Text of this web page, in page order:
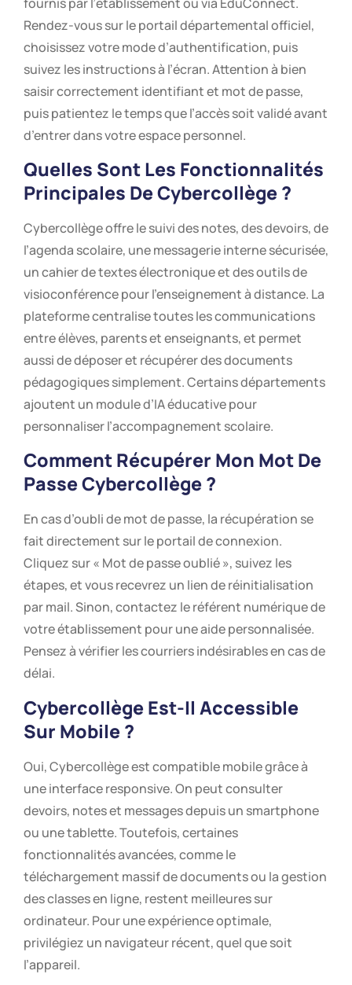
Rendez-vous sur le portail départemental officiel,
choisissez votre mode d’authentification, puis
suivez les instructions à l’écran. Attention à bien
saisir correctement identifiant et mot de passe,
puis patientez le temps que l’accès soit validé avant
d’entrer dans votre espace personnel.
Quelles Sont Les Fonctionnalités
Principales De Cybercollège ?
Cybercollège offre le suivi des notes, des devoirs, de
l’agenda scolaire, une messagerie interne sécurisée,
un cahier de textes électronique et des outils de
visioconférence pour l’enseignement à distance. La
plateforme centralise toutes les communications
entre élèves, parents et enseignants, et permet
aussi de déposer et récupérer des documents
pédagogiques simplement. Certains départements
ajoutent un module d’IA éducative pour
personnaliser l’accompagnement scolaire.
Comment Récupérer Mon Mot De
Passe Cybercollège ?
En cas d’oubli de mot de passe, la récupération se
fait directement sur le portail de connexion.
Cliquez sur « Mot de passe oublié », suivez les
étapes, et vous recevrez un lien de réinitialisation
par mail. Sinon, contactez le référent numérique de
votre établissement pour une aide personnalisée.
Pensez à vérifier les courriers indésirables en cas de
délai.
Cybercollège Est-Il Accessible
Sur Mobile ?
Oui, Cybercollège est compatible mobile grâce à
une interface responsive. On peut consulter
devoirs, notes et messages depuis un smartphone
ou une tablette. Toutefois, certaines
fonctionnalités avancées, comme le
téléchargement massif de documents ou la gestion
des classes en ligne, restent meilleures sur
ordinateur. Pour une expérience optimale,
privilégiez un navigateur récent, quel que soit
l’appareil.